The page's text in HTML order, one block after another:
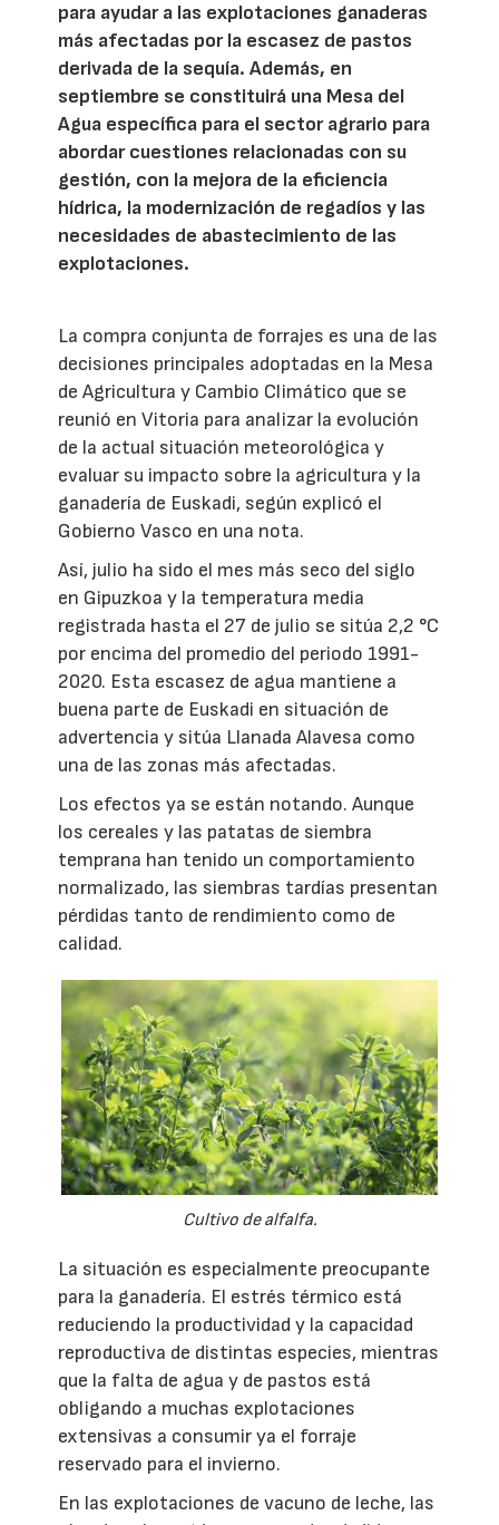
para ayudar a las explotaciones ganaderas
más afectadas por la escasez de pastos
derivada de la sequía. Además, en
septiembre se constituirá una Mesa del
Agua específica para el sector agrario para
abordar cuestiones relacionadas con su
gestión, con la mejora de la eficiencia
hídrica, la modernización de regadíos y las
necesidades de abastecimiento de las
explotaciones.
La compra conjunta de forrajes es una de las
decisiones principales adoptadas en la Mesa
de Agricultura y Cambio Climático que se
reunió en Vitoria para analizar la evolución
de la actual situación meteorológica y
evaluar su impacto sobre la agricultura y la
ganadería de Euskadi, según explicó el
Gobierno Vasco en una nota.
Así, julio ha sido el mes más seco del siglo
en Gipuzkoa y la temperatura media
registrada hasta el 27 de julio se sitúa 2,2 °C
por encima del promedio del periodo 1991-
2020. Esta escasez de agua mantiene a
buena parte de Euskadi en situación de
advertencia y sitúa Llanada Alavesa como
una de las zonas más afectadas.
Los efectos ya se están notando. Aunque
los cereales y las patatas de siembra
temprana han tenido un comportamiento
normalizado, las siembras tardías presentan
pérdidas tanto de rendimiento como de
calidad.
Cultivo de alfalfa.
La situación es especialmente preocupante
para la ganadería. El estrés térmico está
reduciendo la productividad y la capacidad
reproductiva de distintas especies, mientras
que la falta de agua y de pastos está
obligando a muchas explotaciones
extensivas a consumir ya el forraje
reservado para el invierno.
En las explotaciones de vacuno de leche, las